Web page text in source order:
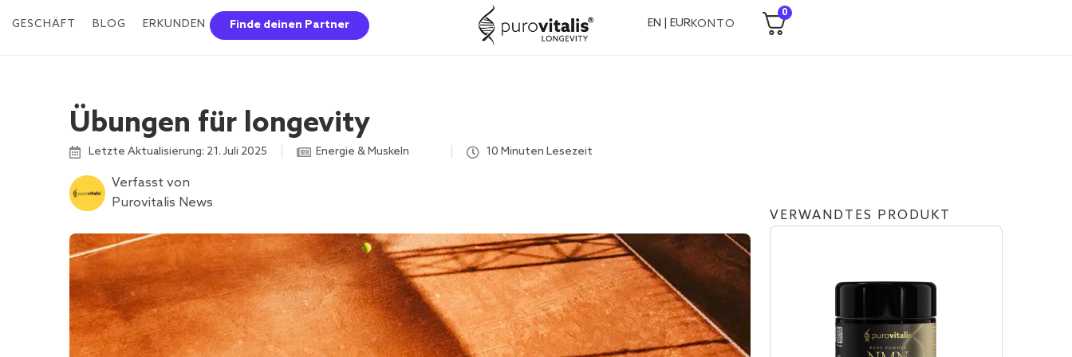
GESCHÄFT BLOG ERKUNDEN Finde deinen Partner EN | EURKONTO
0
Übungen für longevity
Letzte Aktualisierung: 21. Juli 2025 Energie & Muskeln 10 Minuten Lesezeit
Verfasst von
Purovitalis News
VERWANDTES PRODUKT